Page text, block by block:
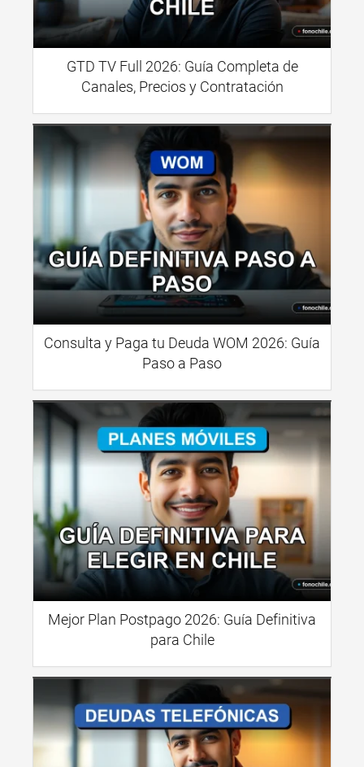
GTD TV Full 2026: Guía Completa de
Canales, Precios y Contratación
Consulta y Paga tu Deuda WOM 2026: Guía
Paso a Paso
Mejor Plan Postpago 2026: Guía Definitiva
para Chile